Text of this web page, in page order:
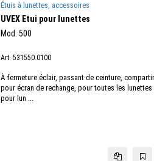
Étuis à lunettes, accessoires
UVEX Etui pour lunettes
Mod. 500
Art. 531550.0100
À fermeture éclair, passant de ceinture,
pour écran de rechange, pour toutes les lunettes
pour lun ...